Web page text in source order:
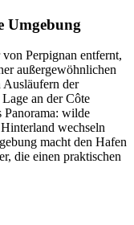
Umgebung
Perpignan entfernt,
außergewöhnlichen
Ausläufern der
an der Côte
Panorama: wilde
wechseln
macht den Hafen
die einen praktischen